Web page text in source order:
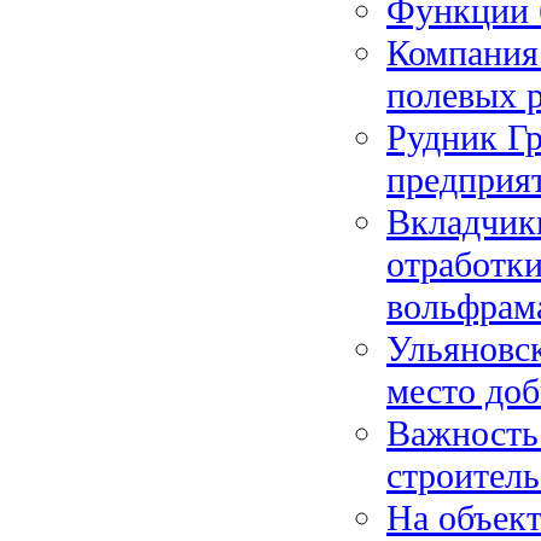
Функции
полевых
Рудник
место
На